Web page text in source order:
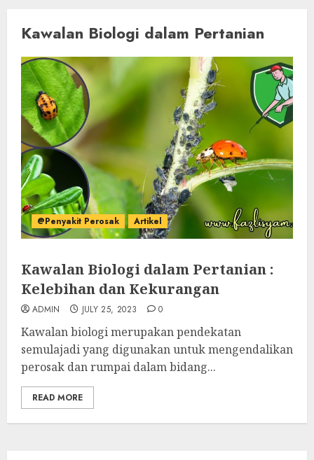
Kawalan Biologi dalam Pertanian
@Penyakit Perosak Artikel
Kawalan Biologi dalam Pertanian :
Kelebihan dan Kekurangan
ADMIN JULY 25, 2023 0
Kawalan biologi merupakan pendekatan
semulajadi yang digunakan untuk mengendalikan
perosak dan rumpai dalam bidang...
READ MORE